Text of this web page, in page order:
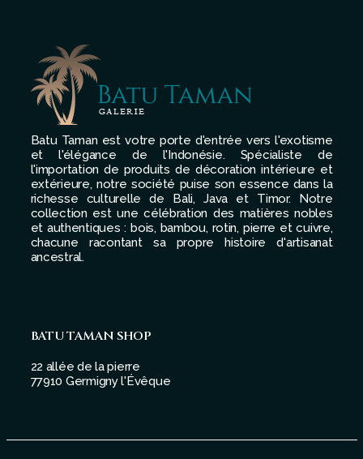
Batu Taman est votre porte d'entrée vers l'exotisme
et l'élégance de l'Indonésie. Spécialiste de
l'importation de produits de décoration intérieure et
extérieure, notre société puise son essence dans la
richesse culturelle de Bali, Java et Timor. Notre
collection est une célébration des matières nobles
et authentiques : bois, bambou, rotin, pierre et cuivre,
chacune racontant sa propre histoire d'artisanat
ancestral.
BATU TAMAN SHOP
22 allée de la pierre
77910 Germigny l'Évêque